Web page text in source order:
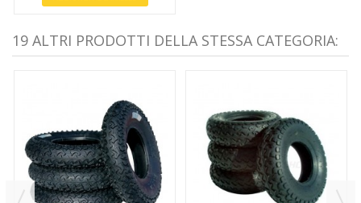
19 ALTRI PRODOTTI DELLA STESSA CATEGORIA: